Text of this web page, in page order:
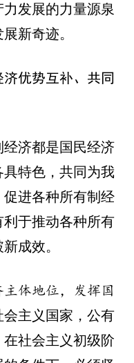
发展的力量源泉
新奇迹。
优势互补、共同
济都是国民经济
特色，共同为我
进各种所有制经
于推动各种所有
成效。
体地位，发挥国
会主义国家，公有
社会主义初级阶